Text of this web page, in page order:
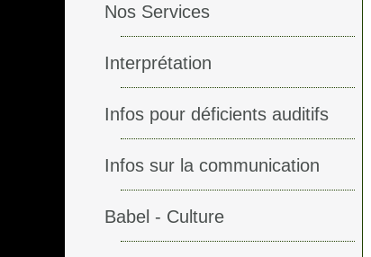
Nos Services
Interprétation
Infos pour déficients auditifs
Infos sur la communication
Babel - Culture